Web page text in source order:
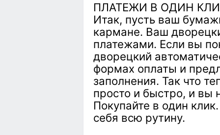
ПЛАТЕЖИ В ОДИН
Итак, пусть ваш
кармане. Ваш
платежами. Если вы
дворецкий
формах оплаты и
заполнения. Так что
просто и быстро, и вы
Покупайте в один
себя всю рутину.